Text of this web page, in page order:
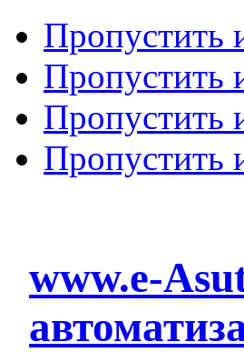
Пропустить
Пропустить
Пропустить
Пропустить
www.e-